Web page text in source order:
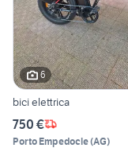
6
bici elettrica
750 €
Porto Empedocle(AG)